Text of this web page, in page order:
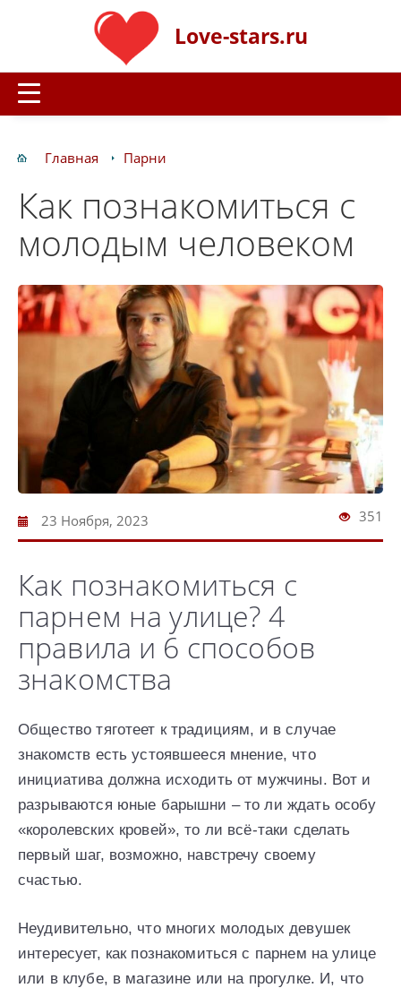
Love-stars.ru
Главная Парни
Как познакомиться с
молодым человеком
23 Ноября, 2023 351
Как познакомиться с
парнем на улице? 4
правила и 6 способов
знакомства
Общество тяготеет к традициям, и в случае
знакомств есть устоявшееся мнение, что
инициатива должна исходить от мужчины. Вот и
разрываются юные барышни – то ли ждать особу
«королевских кровей», то ли всё-таки сделать
первый шаг, возможно, навстречу своему
счастью.
Неудивительно, что многих молодых девушек
интересует, как познакомиться с парнем на улице
или в клубе, в магазине или на прогулке. И, что